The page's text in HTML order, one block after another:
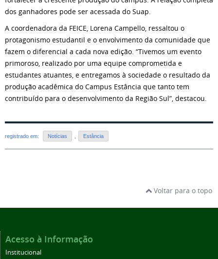
dos ganhadores pode ser acessada do Suap.
A coordenadora da FEICE, Lorena Campello, ressaltou o
protagonismo estudantil e o envolvimento da comunidade que
fazem o diferencial a cada nova edição. “Tivemos um evento
primoroso, realizado por uma equipe comprometida e
estudantes atuantes, e entregamos à sociedade o resultado da
produção acadêmica do Campus Estância que tanto tem
contribuído para o desenvolvimento da Região Sul”, destacou.
registrado em: Notícias Estância
Voltar para o topo
Acesso à Informação
Institucional